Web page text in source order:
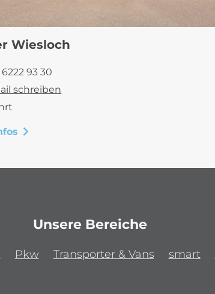
Wiesloch
93 30
schreiben
Unsere Bereiche
Pkw Transporter & Vans smart